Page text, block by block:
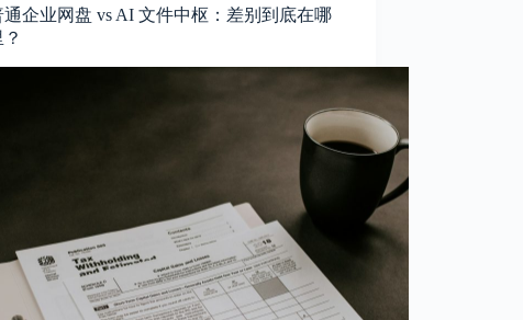
通企业网盘 vs AI 文件中枢：差别到底在哪